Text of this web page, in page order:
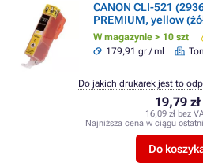
CANON CLI-521
PREMIUM, yellow
W magazynie > 10 szt
179,91 gr / ml
19,79 zł
16,09 zł bez
Najniższa cena w ciągu
Do
Do jakich drukarek jest to